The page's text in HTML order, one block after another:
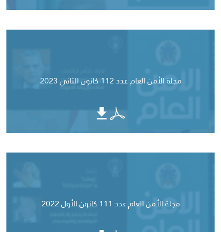
مجلة الأمن العام عدد 112 كانون الثاني 2023
مجلة الأمن العام عدد 111 كانون الأول 2022